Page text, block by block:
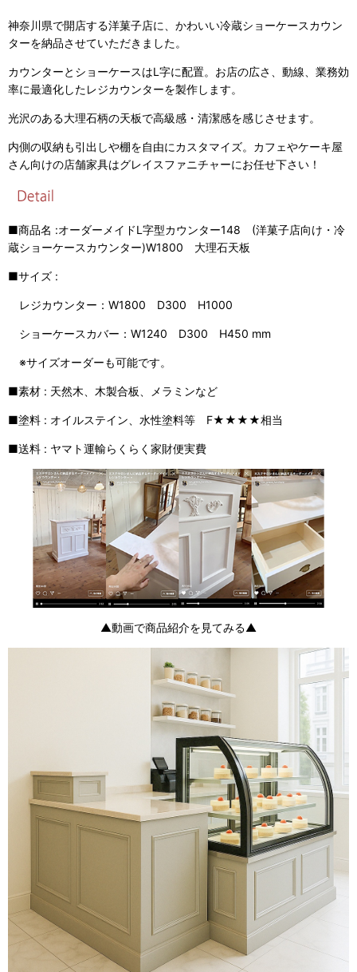
神奈川県で開店する洋菓子店に、かわいい冷蔵ショーケースカウン
ターを納品させていただきました。
カウンターとショーケースはL字に配置。お店の広さ、動線、業務効
率に最適化したレジカウンターを製作します。
光沢のある大理石柄の天板で高級感・清潔感を感じさせます。
内側の収納も引出しや棚を自由にカスタマイズ。カフェやケーキ屋
さん向けの店舗家具はグレイスファニチャーにお任せ下さい！
■商品名 :オーダーメイドL字型カウンター148 (洋菓子店向け・冷
蔵ショーケースカウンター)W1800 大理石天板
■サイズ :
レジカウンター：W1800 D300 H1000
ショーケースカバー：W1240 D300 H450 mm
※サイズオーダーも可能です。
■素材 : 天然木、木製合板、メラミンなど
■塗料 : オイルステイン、水性塗料等 F★★★★相当
■送料 : ヤマト運輸らくらく家財便実費
▲動画で商品紹介を見てみる▲